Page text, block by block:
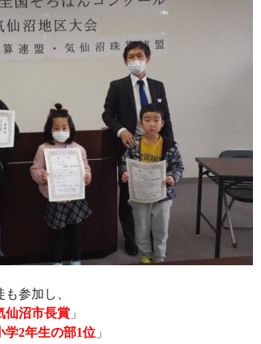
参加し、
仙沼市長賞 」
学2年生の部1位 」